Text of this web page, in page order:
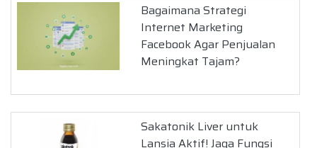
Bagaimana Strategi
Internet Marketing
Facebook Agar Penjualan
Meningkat Tajam?
Sakatonik Liver untuk
Lansia Aktif! Jaga Fungsi